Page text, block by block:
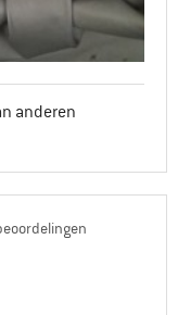
anderen